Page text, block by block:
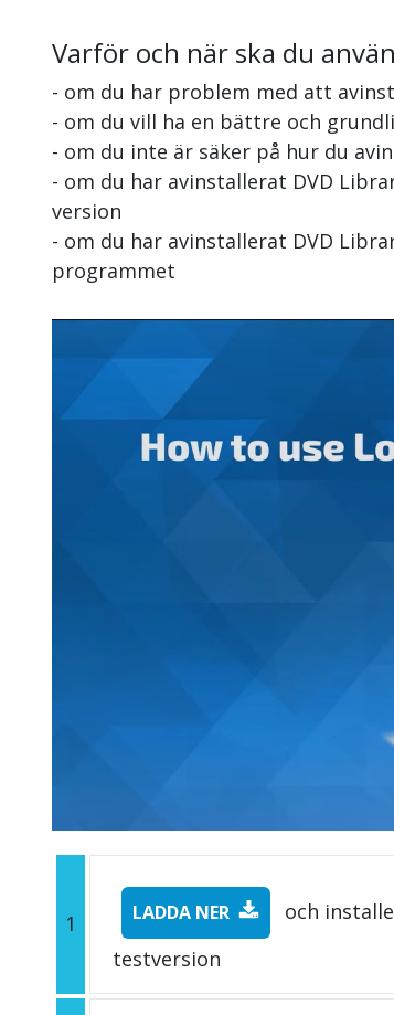
Varför och när ska du
- om du har problem med att
- om du vill ha en bättre och
- om du inte är säker på hur du
- om du har avinstallerat DVD
version
- om du har avinstallerat DVD
programmet
1 LADDA NER
och
testversion